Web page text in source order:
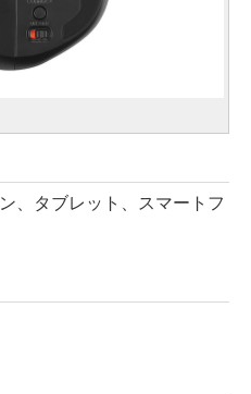
、タブレット、スマートフ